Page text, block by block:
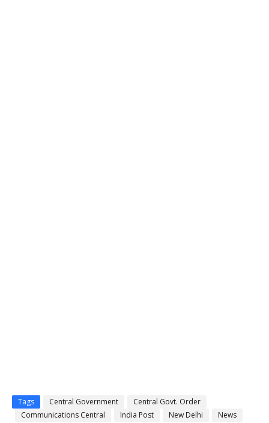
Tags Central Government
Central Govt. Order
Communications Central
India Post New Delhi News